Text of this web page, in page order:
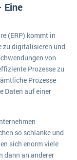
Unternehmenssoftware?
in Enterprise-KI
Eine
(ERP) kommt in
zu digitalisieren und
von
Prozesse zu
Prozesse
Daten auf einer
so schlanke und
sich enorm viele
dann an anderer